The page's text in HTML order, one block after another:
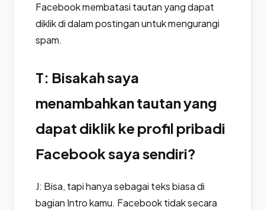
Facebook membatasi tautan yang dapat
diklik di dalam postingan untuk mengurangi
spam.
T: Bisakah saya
menambahkan tautan yang
dapat diklik ke profil pribadi
Facebook saya sendiri?
J: Bisa, tapi hanya sebagai teks biasa di
bagian Intro kamu. Facebook tidak secara